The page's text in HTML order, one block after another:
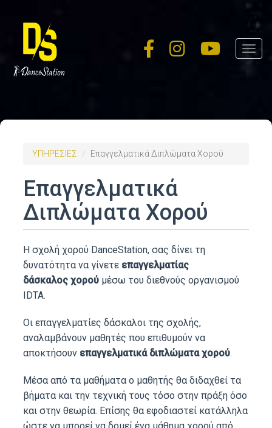
content
ΥΠΗΡΕΣΙΕΣ Επαγγελματικά Διπλώματα Χορού
Επαγγελματικά
Διπλώματα Χορού
Η σχολή χορού DanceStation, σας δίνει τη
δυνατότητα να γίνετε επαγγελματίας
δάσκαλος χορού μέσω του διεθνούς οργανισμού
IDTA.
Οι επαγγελματίες δάσκαλοι της σχολής,
αναλαμβάνουν μαθητές που επιθυμούν να
αποκτήσουν επαγγελματικά διπλώματα χορού.
Μέσα από τα μαθήματα ο μαθητής θα διδαχθεί τα
βήματα και την τεχνική τους τόσο στην πράξη όσο
και στην θεωρία. Επίσης θα εφοδιαστεί κατάλληλα
ώστε να μπορεί να δομεί ένα μάθημα χορού από